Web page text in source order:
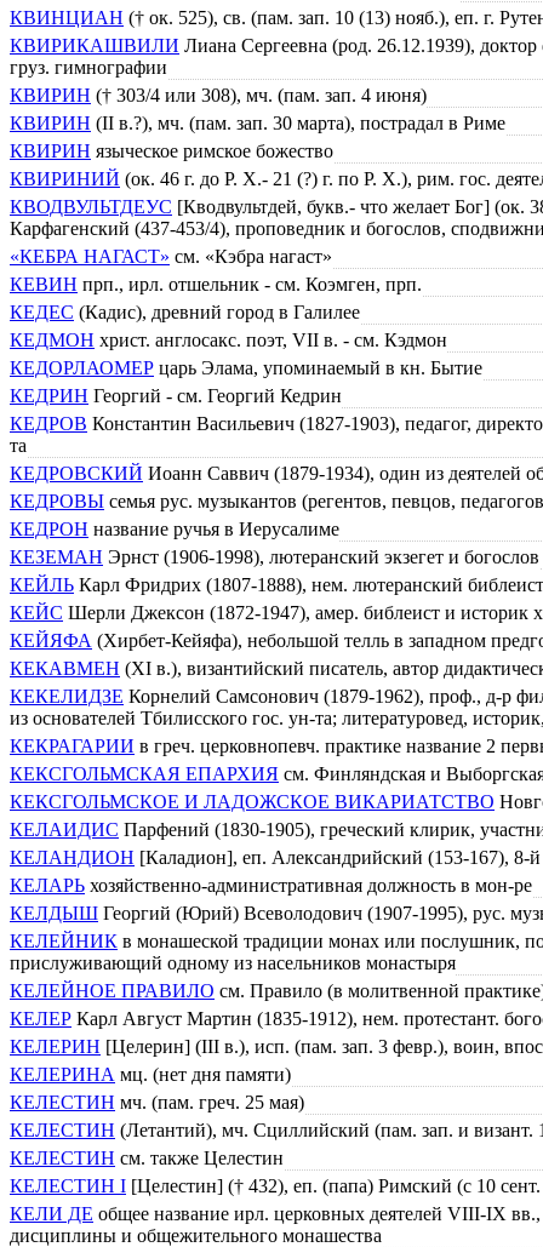
КВИНЦИАН († ок. 525), св. (пам. зап. 10 (13) нояб.), еп. г.
КВИРИКАШВИЛИ Лиана Сергеевна (род. 26.12.1939),
груз. гимнографии
КВИРИН († 303/4 или 308), мч. (пам. зап. 4 июня)
КВИРИН (II в.?), мч. (пам. зап. 30 марта), пострадал в Риме
КВИРИН языческое римское божество
КВИРИНИЙ (ок. 46 г. до Р. Х.- 21 (?) г. по Р. Х.), рим. гос.
КВОДВУЛЬТДЕУС [Кводвультдей, букв.- что желает Бог] (ок.
Карфагенский (437-453/4), проповедник и богослов,
«КЕБРА НАГАСТ» см. «Кэбра нагаст»
КЕВИН прп., ирл. отшельник - см. Коэмген, прп.
КЕДЕС (Кадис), древний город в Галилее
КЕДМОН христ. англосакс. поэт, VII в. - см. Кэдмон
КЕДОРЛАОМЕР царь Элама, упоминаемый в кн. Бытие
КЕДРИН Георгий - см. Георгий Кедрин
КЕДРОВ Константин Васильевич (1827-1903), педагог,
та
КЕДРОВСКИЙ Иоанн Саввич (1879-1934), один из деятелей
КЕДРОВЫ семья рус. музыкантов (регентов, певцов,
КЕДРОН название ручья в Иерусалиме
КЕЗЕМАН Эрнст (1906-1998), лютеранский экзегет и богослов
КЕЙЛЬ Карл Фридрих (1807-1888), нем. лютеранский
КЕЙС Шерли Джексон (1872-1947), амер. библеист и историк
КЕЙЯФА (Хирбет-Кейяфа), небольшой телль в западном
КЕКАВМЕН (XI в.), византийский писатель, автор
КЕКЕЛИДЗЕ Корнелий Самсонович (1879-1962), проф., д-р
из основателей Тбилисского гос. ун-та; литературовед,
КЕКРАГАРИИ в греч. церковнопевч. практике название 2
КЕКСГОЛЬМСКАЯ ЕПАРХИЯ см. Финляндская и
КЕКСГОЛЬМСКОЕ И ЛАДОЖСКОЕ ВИКАРИАТСТВО
КЕЛАИДИС Парфений (1830-1905), греческий клирик,
КЕЛАНДИОН [Каладион], еп. Александрийский (153-167), 8-
КЕЛАРЬ хозяйственно-административная должность в мон-ре
КЕЛДЫШ Георгий (Юрий) Всеволодович (1907-1995), рус.
КЕЛЕЙНИК в монашеской традиции монах или послушник,
прислуживающий одному из насельников монастыря
КЕЛЕЙНОЕ ПРАВИЛО см. Правило (в молитвенной
КЕЛЕР Карл Август Мартин (1835-1912), нем. протестант.
КЕЛЕРИН [Целерин] (III в.), исп. (пам. зап. 3 февр.), воин,
КЕЛЕРИНА мц. (нет дня памяти)
КЕЛЕСТИН мч. (пам. греч. 25 мая)
КЕЛЕСТИН (Летантий), мч. Сциллийский (пам. зап. и
КЕЛЕСТИН см. также Целестин
КЕЛЕСТИН I [Целестин] († 432), еп. (папа) Римский (с 10
КЕЛИ ДЕ общее название ирл. церковных деятелей VIII-IX
дисциплины и общежительного монашества